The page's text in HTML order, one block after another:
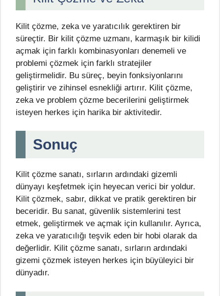
Kilit çözme, zeka ve yaratıcılık gerektiren bir
süreçtir. Bir kilit çözme uzmanı, karmaşık bir kilidi
açmak için farklı kombinasyonları denemeli ve
problemi çözmek için farklı stratejiler
geliştirmelidir. Bu süreç, beyin fonksiyonlarını
geliştirir ve zihinsel esnekliği artırır. Kilit çözme,
zeka ve problem çözme becerilerini geliştirmek
isteyen herkes için harika bir aktivitedir.
Sonuç
Kilit çözme sanatı, sırların ardındaki gizemli
dünyayı keşfetmek için heyecan verici bir yoldur.
Kilit çözmek, sabır, dikkat ve pratik gerektiren bir
beceridir. Bu sanat, güvenlik sistemlerini test
etmek, geliştirmek ve açmak için kullanılır. Ayrıca,
zeka ve yaratıcılığı teşvik eden bir hobi olarak da
değerlidir. Kilit çözme sanatı, sırların ardındaki
gizemi çözmek isteyen herkes için büyüleyici bir
dünyadır.